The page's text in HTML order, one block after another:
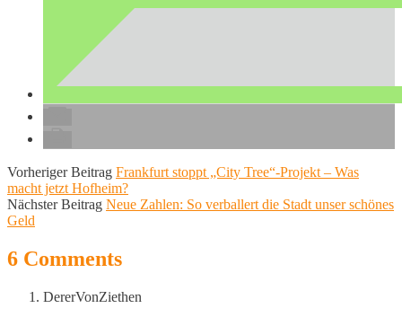
Vorheriger Beitrag Frankfurt stoppt „City Tree“-Projekt – Was
macht jetzt Hofheim?
Nächster Beitrag Neue Zahlen: So verballert die Stadt unser schönes
Geld
6 Comments
DererVonZiethen